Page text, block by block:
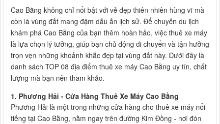
Cao Bằng không chỉ nổi bật với vẻ đẹp thiên nhiên hùng vĩ mà
còn là vùng đất mang đậm dấu ấn lịch sử. Để chuyến du lịch
khám phá Cao Bằng của bạn thêm hoàn hảo, việc thuê xe máy
là lựa chọn lý tưởng, giúp bạn chủ động di chuyển và tận hưởng
trọn vẹn những khoảnh khắc đẹp tại vùng đất này. Dưới đây là
danh sách TOP 08 địa điểm thuê xe máy Cao Bằng uy tín, chất
lượng mà bạn nên tham khảo.
1. Phương Hải - Cửa Hàng Thuê Xe Máy Cao Bằng
Phương Hải là một trong những cửa hàng cho thuê xe máy nổi
tiếng tại Cao Bằng, nằm ngay trên đường Kim Đồng - nơi đón